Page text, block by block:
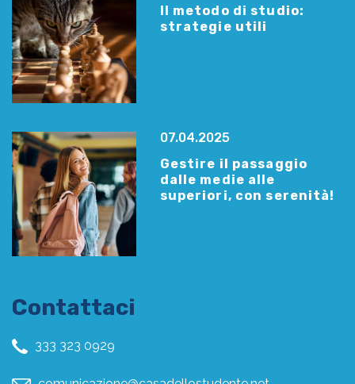
Il metodo di studio:
strategie utili
07.04.2025
Gestire il passaggio
dalle medie alle
superiori, con serenità!
Contattaci
333 323 0929